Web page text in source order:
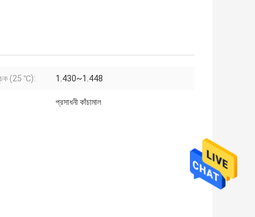
(25 ℃): 1.430~1.448
প্রসাধনী কাঁচামাল